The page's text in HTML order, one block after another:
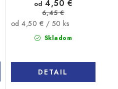
Skladom
od 4,50 €
6,45 €
Jednotková
od 4,50 € / 50 ks
DETAIL